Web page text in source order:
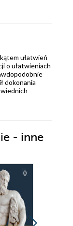
ułatwień
o ułatwieniach
dokonania
- inne